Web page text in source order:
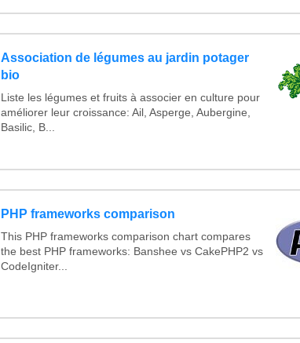
Association de légumes au jardin potager
bio
Liste les légumes et fruits à associer en culture pour
améliorer leur croissance: Ail, Asperge, Aubergine,
Basilic, B...
PHP frameworks comparison
This PHP frameworks comparison chart compares
the best PHP frameworks: Banshee vs CakePHP2 vs
CodeIgniter...